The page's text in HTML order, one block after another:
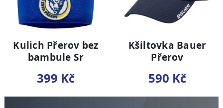
Kulich Přerov bez
bambule Sr
399 Kč
Kšiltovka Bauer
Přerov
590 Kč